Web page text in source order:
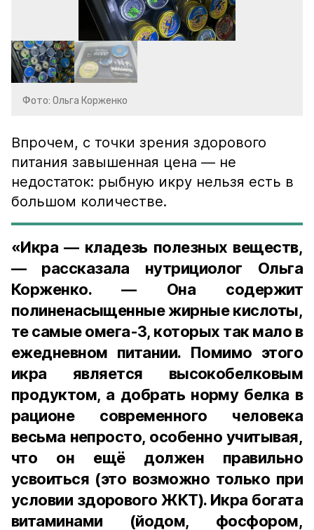
Фото: Ольга Корженко
Впрочем, с точки зрения здорового
питания завышенная цена — не
недостаток: рыбную икру нельзя есть в
большом количестве.
«Икра — кладезь полезных веществ,
— рассказала нутрициолог Ольга
Корженко. — Она содержит
полиненасыщенные жирные кислоты,
те самые омега-3, которых так мало в
ежедневном питании. Помимо этого
икра является высокобелковым
продуктом, а добрать норму белка в
рационе современного человека
весьма непросто, особенно учитывая,
что он ещё должен правильно
усвоиться (это возможно только при
условии здорового ЖКТ). Икра богата
витаминами (йодом, фосфором,